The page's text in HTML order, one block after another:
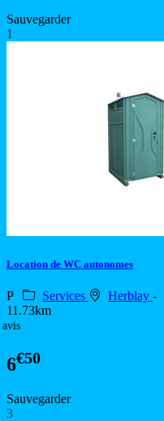
Sauvegarder
1
Location de WC autonomes
P Services Herblay -
11.73km
avis
6€50
Sauvegarder
3